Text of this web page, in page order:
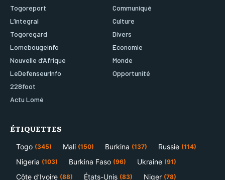
Togoreport
L’integral
Togoregard
Lomebougeinfo
Nouvelle d’Afrique
LeDefenseurInfo
228foot
Actu Lomé
Communiqué
Culture
Divers
Economie
Monde
Opportunité
ÉTIQUETTES
Togo (345) Mali (150) Burkina (137) Russie (114)
Nigeria (103) Burkina Faso (96) Ukraine (91)
Côte d’Ivoire (88) États-Unis (83) Niger (78)